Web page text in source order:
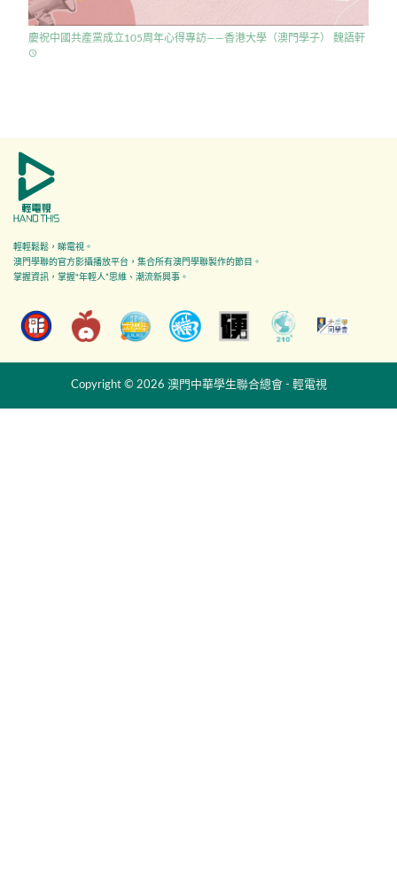
慶祝中國共產黨成立105周年心得專訪——香港大學（澳門學子） 魏語軒
access_time
輕輕鬆鬆，睇電視。
澳門學聯的官方影攝播放平台，集合所有澳門學聯製作的節目。
掌握資訊，掌握"年輕人”思維、潮流新興事。
Copyright © 2026 澳門中華學生聯合總會 - 輕電視